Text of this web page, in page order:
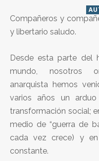
Compañeros y
y libertario saludo.
Desde esta parte del
mundo, nosotros
anarquista hemos
varios años un
transformación social;
medio de “guerra de
cada vez crece) y
constante.